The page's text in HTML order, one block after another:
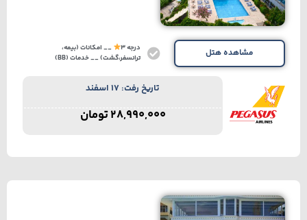
مشاهده هتل درجه 3
__ امکانات (بیمه،
ترانسفر،گشت) __ خدمات (BB)
تاریخ رفت: 17 اسفند
28,990,000تومان